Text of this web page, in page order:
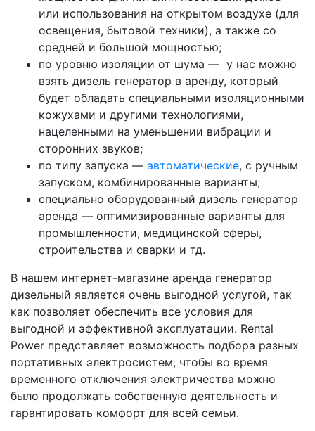
или использования на открытом воздухе (для
освещения, бытовой техники), а также со
средней и большой мощностью;
по уровню изоляции от шума — у нас можно
взять дизель генератор в аренду, который
будет обладать специальными изоляционными
кожухами и другими технологиями,
нацеленными на уменьшении вибрации и
сторонних звуков;
по типу запуска — автоматические, с ручным
запуском, комбинированные варианты;
специально оборудованный дизель генератор
аренда — оптимизированные варианты для
промышленности, медицинской сферы,
строительства и сварки и тд.
В нашем интернет-магазине аренда генератор
дизельный является очень выгодной услугой, так
как позволяет обеспечить все условия для
выгодной и эффективной эксплуатации. Rental
Power представляет возможность подбора разных
портативных электросистем, чтобы во время
временного отключения электричества можно
было продолжать собственную деятельность и
гарантировать комфорт для всей семьи.